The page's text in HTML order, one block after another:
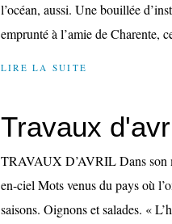
l’océan, aussi. Une bouillée
emprunté à l’amie de Charente,
LIRE LA SUITE
Travaux
TRAVAUX D’AVRIL Dans son
en-ciel Mots venus du pays où
saisons. Oignons et salades. «